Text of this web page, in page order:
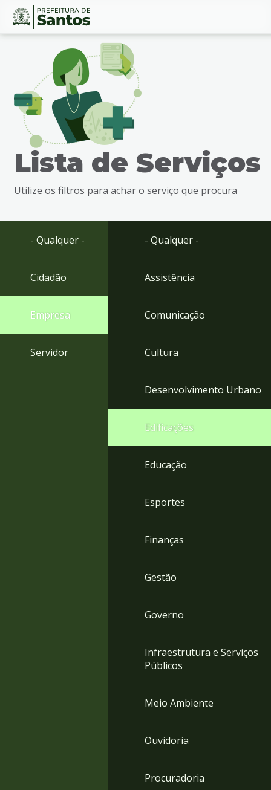
Ir
busca
Ir
Conteúdo
Lista de Serviços
Utilize os filtros para achar o serviço que procura
- Qualquer -
Cidadão
Empresa
Servidor
- Qualquer -
Assistência
Comunicação
Cultura
Desenvolvimento Urbano
Edificações
Educação
Esportes
Finanças
Gestão
Governo
Infraestrutura e Serviços
Públicos
Meio Ambiente
Ouvidoria
Procuradoria